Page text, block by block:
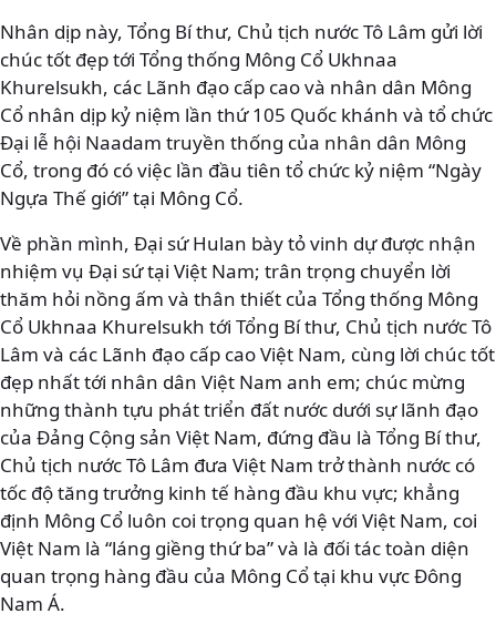
Nhân dịp này, Tổng Bí thư, Chủ tịch nước Tô Lâm gửi lời
chúc tốt đẹp tới Tổng thống Mông Cổ Ukhnaa
Khurelsukh, các Lãnh đạo cấp cao và nhân dân Mông
Cổ nhân dịp kỷ niệm lần thứ 105 Quốc khánh và tổ chức
Đại lễ hội Naadam truyền thống của nhân dân Mông
Cổ, trong đó có việc lần đầu tiên tổ chức kỷ niệm “Ngày
Ngựa Thế giới” tại Mông Cổ.
Về phần mình, Đại sứ Hulan bày tỏ vinh dự được nhận
nhiệm vụ Đại sứ tại Việt Nam; trân trọng chuyển lời
thăm hỏi nồng ấm và thân thiết của Tổng thống Mông
Cổ Ukhnaa Khurelsukh tới Tổng Bí thư, Chủ tịch nước Tô
Lâm và các Lãnh đạo cấp cao Việt Nam, cùng lời chúc tốt
đẹp nhất tới nhân dân Việt Nam anh em; chúc mừng
những thành tựu phát triển đất nước dưới sự lãnh đạo
của Đảng Cộng sản Việt Nam, đứng đầu là Tổng Bí thư,
Chủ tịch nước Tô Lâm đưa Việt Nam trở thành nước có
tốc độ tăng trưởng kinh tế hàng đầu khu vực; khẳng
định Mông Cổ luôn coi trọng quan hệ với Việt Nam, coi
Việt Nam là “láng giềng thứ ba” và là đối tác toàn diện
quan trọng hàng đầu của Mông Cổ tại khu vực Đông
Nam Á.